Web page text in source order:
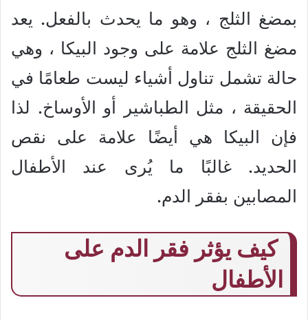
بمضغ الثلج ، وهو ما يحدث بالفعل. يعد
مضغ الثلج علامة على وجود البيكا ، وهي
حالة تشمل تناول أشياء ليست طعامًا في
الحقيقة ، مثل الطباشير أو الأوساخ. لذا
فإن البيكا هي أيضًا علامة على نقص
الحديد. غالبًا ما يُرى عند الأطفال
المصابين بفقر الدم.
كيف يؤثر فقر الدم على
الأطفال